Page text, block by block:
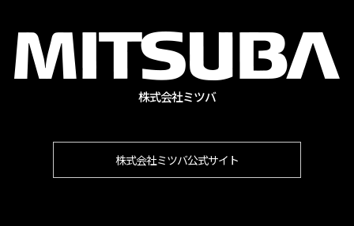
株式会社ミツバ
株式会社ミツバ公式サイト